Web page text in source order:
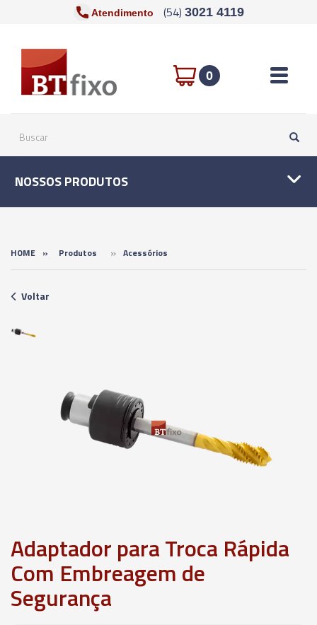
Atendimento (54) 3021 4119
0 Toggle
NOSSOS PRODUTOS
HOME » Produtos » Acessórios
Voltar
Adaptador para Troca Rápida
Com Embreagem de
Segurança